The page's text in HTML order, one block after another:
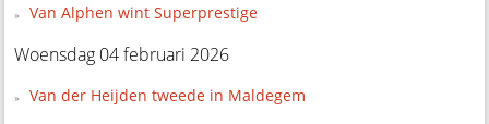
Van Alphen wint Superprestige
Woensdag 04 februari 2026
Van der Heijden tweede in Maldegem